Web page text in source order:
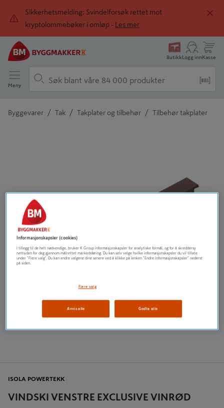
Sikkerhetsmelding: Svindelforsøk rettet mot
kryptolommebøker i omløp -
Les mer
ButikkLogg innKasse
Meny
Byggevarer / Tak / Takplater og tilbehør / Tilbehør takplater
VINDSKI VENSTRE EXCLUSIVE VINRØD
ISOLA POWERTEKK
Informasjonskapsler (cookies)
I tillegg til de helt nødvendige, bruker K Group informasjonskapsler for analytiske formål, og for å skreddersy
nettsiden for deg gjennom målrettet markedsføring. Du kan selv velge hvilke informasjonskapsler du vil tillate
under "Flere valg". Du kan endre valgene dine senere ved å klikke på lenken "Endre informasjonskapsler" nederst
på siden.
Flere valg
Avvis alle Godta alle